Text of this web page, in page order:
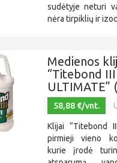
sudėtyje neturi
nėra tirpiklių ir
Medienos
“Titebond III
ULTIMATE”
58,88 €/vnt.
Klijai “Titebond
pirmieji vieno
kurie įrodė